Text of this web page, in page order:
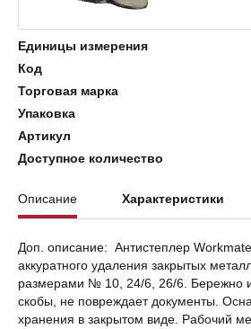
Единицы измерения
Код
Торговая марка
Упаковка
Артикул
Доступное количество
Описание Характеристики
Доп. описание: Антистеплер
аккуратного удаления закрытых
размерами № 10, 24/6, 26/6. Бережно и
скобы, не повреждает документы.
хранения в закрытом виде. Рабочий